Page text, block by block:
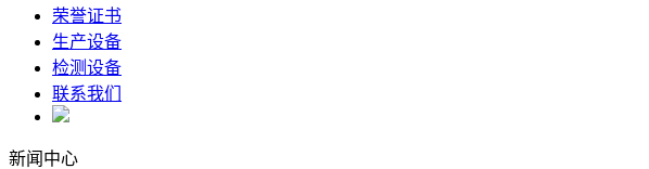
荣誉证书
生产设备
检测设备
联系我们
新闻中心